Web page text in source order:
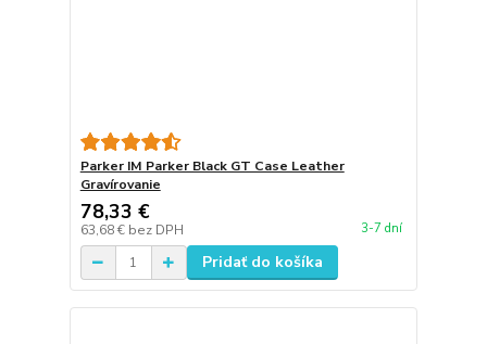
Parker IM Parker Black GT Case Leather
Gravírovanie
78,33 €
63,68 € bez DPH 3-7 dní
Pridať do košíka